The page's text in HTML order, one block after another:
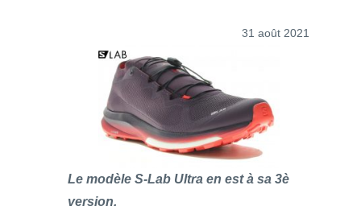
31 août 2021
Le modèle S-Lab Ultra en est à sa 3è
version.